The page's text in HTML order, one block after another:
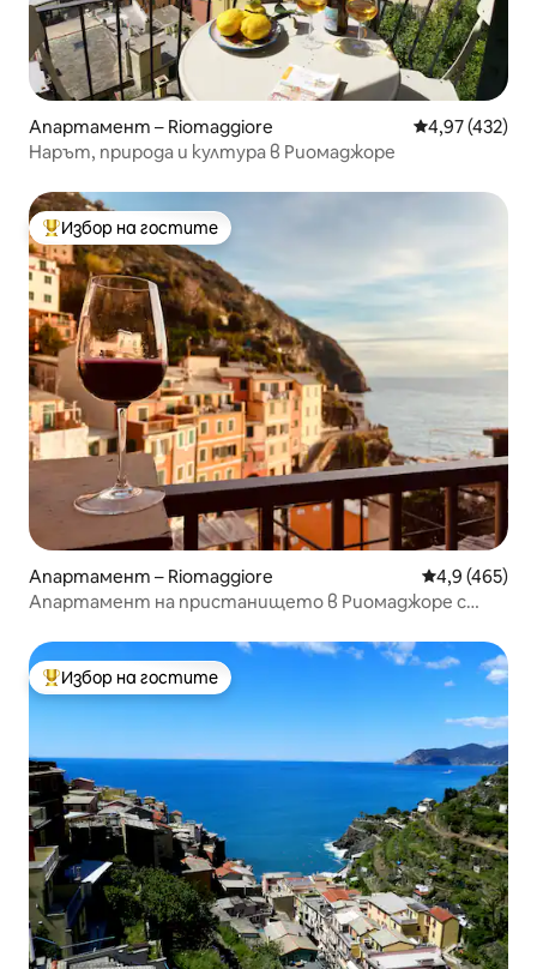
Апартамент – Riomaggiore Средна
4,97 (432)
Нарът, природа и култура в Риомаджоре
Най-популярен избор на гостите
Избор на гостите
Апартамент – Riomaggiore Средна
4,9 (465)
Апартамент на пристанището в Риомаджоре с
Най-популярен избор на гостите
Избор на гостите